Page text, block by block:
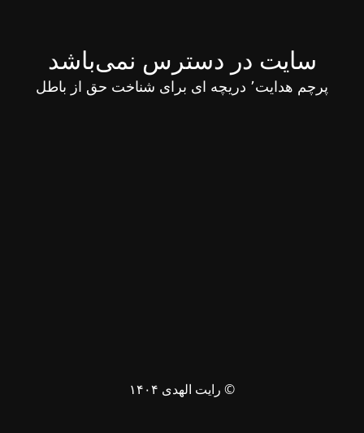
سایت در دسترس نمی‌باشد
پرچم هدایت٬ دریچه ای برای شناخت حق از باطل
© رایت الهدی ۱۴۰۴